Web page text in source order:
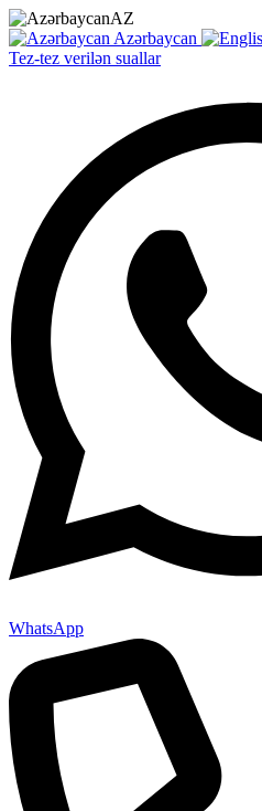
AZ
Azərbaycan
Tez-tez verilən suallar
WhatsApp